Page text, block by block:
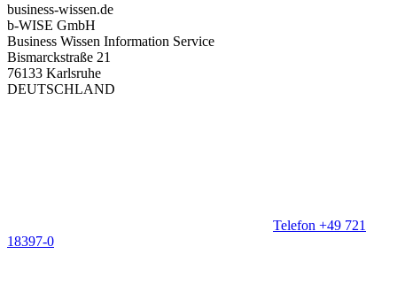
business-wissen.de
b-WISE GmbH
Business Wissen Information Service
Bismarckstraße 21
76133 Karlsruhe
DEUTSCHLAND
Telefon +49 721
18397-0